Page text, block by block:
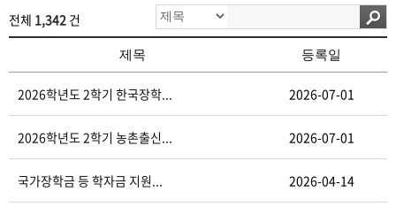
전체 1,342 건
제목 등록일
2026학년도 2학기 한국장학... 2026-07-01
2026학년도 2학기 농촌출신... 2026-07-01
국가장학금 등 학자금 지원... 2026-04-14